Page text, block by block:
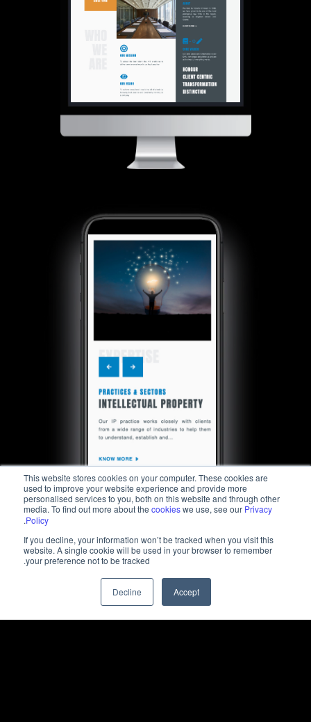
This website stores cookies on your computer. These cookies are
used to improve your website experience and provide more
personalised services to you, both on this website and through other
media. To find out more about the cookieswe use, see our Privacy
Policy
.
If you decline, your information won’t be tracked when you visit this
website. A single cookie will be used in your browser to remember
your preference not to be tracked.
Accept
Decline